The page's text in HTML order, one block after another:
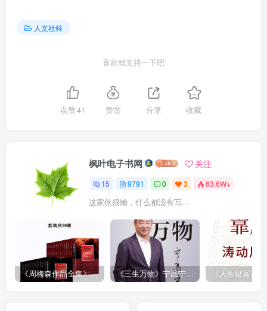
人文社科
喜欢就支持一下吧
点赞41 赞赏 分享 收藏
枫叶电子书网 关注
15 9791 0 3 63.6W+
这家伙很懒，什么都没有写...
《周梅森作品全集》[共30册] 《三生万物》宁高宁（epub+mobi+azw3+pdf）